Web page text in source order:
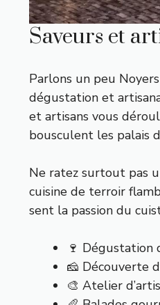
Saveurs et
Parlons un peu
dégustation et
et artisans vous
bousculent les palais
Ne ratez surtout pas
cuisine de terroir
sent la passion du
🍷 Dégustation
🧀 Découverte
🎨 Atelier